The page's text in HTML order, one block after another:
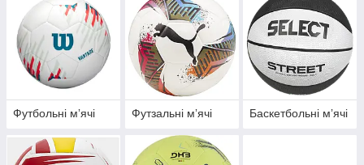
Футбольні мʼячі Футзальні мʼячі Баскетбольні мʼячі